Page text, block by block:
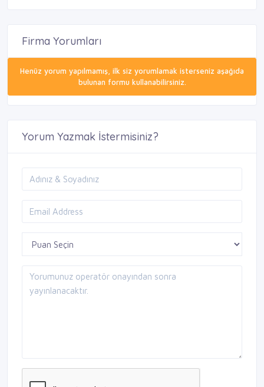
Firma Yorumları
Henüz yorum yapılmamış, ilk siz yorumlamak isterseniz aşağıda
bulunan formu kullanabilirsiniz.
Yorum Yazmak İstermisiniz?